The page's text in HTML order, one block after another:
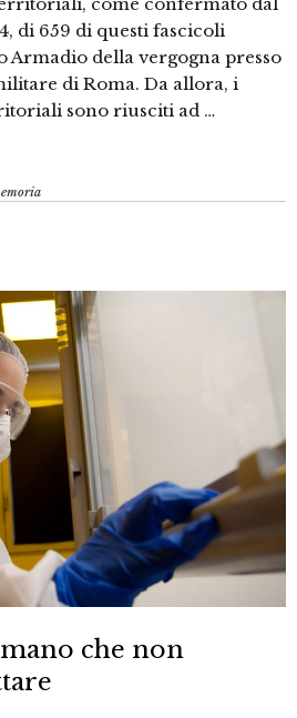
di 659 di questi fascicoli
Armadio della vergogna presso
di Roma. Da allora, i
sono riusciti ad …
che non